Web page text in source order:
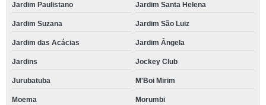
Jardim Paulistano Jardim Santa Helena
Jardim Suzana Jardim São Luiz
Jardim das Acácias Jardim Ângela
Jardins Jockey Club
Jurubatuba M'Boi Mirim
Moema Morumbi